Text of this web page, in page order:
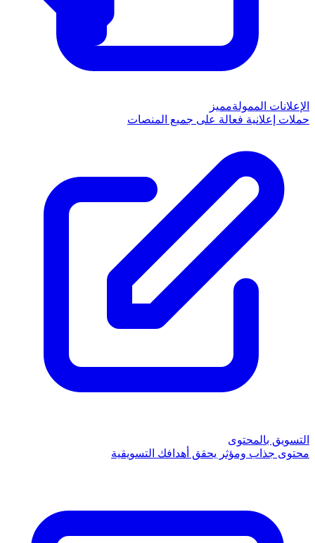
الإعلانات الممولةمميز
حملات إعلانية فعالة على جميع المنصات
التسويق بالمحتوى
محتوى جذاب ومؤثر يحقق أهدافك التسويقية